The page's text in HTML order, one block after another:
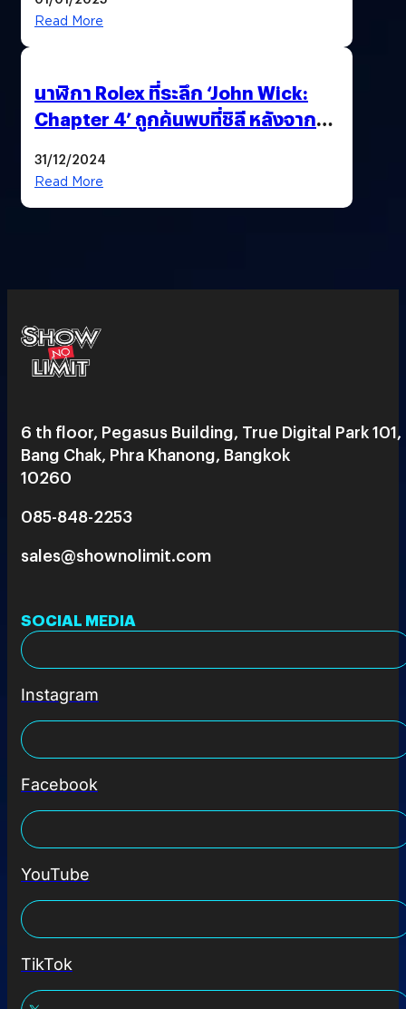
Read More
นาฬิกา Rolex ที่ระลึก ‘John Wick:
Chapter 4’ ถูกค้นพบที่ชิลี หลังจาก
ก่อน
31/12/2024
Read More
6 th floor, Pegasus Building, True Digital Park 101,
Bang Chak, Phra Khanong, Bangkok
10260
085-848-2253
sales@shownolimit.com
SOCIAL MEDIA
Instagram
Facebook
YouTube
TikTok